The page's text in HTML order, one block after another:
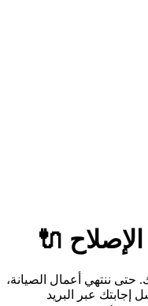
🔌
حتى ننتهي أعمال الصيانة،
عبر البريد